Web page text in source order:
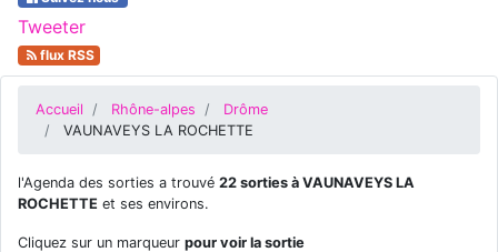
Tweeter
flux RSS
Accueil Rhône-alpes
Drôme
VAUNAVEYS LA ROCHETTE
l'Agenda des sorties a trouvé 22 sorties à VAUNAVEYS LA
ROCHETTE et ses environs.
Cliquez sur un marqueur pour voir la sortie